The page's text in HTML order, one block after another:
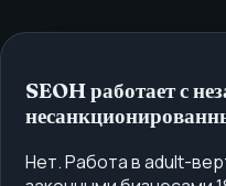
SEOH работает с
Нет. Работа в adult-